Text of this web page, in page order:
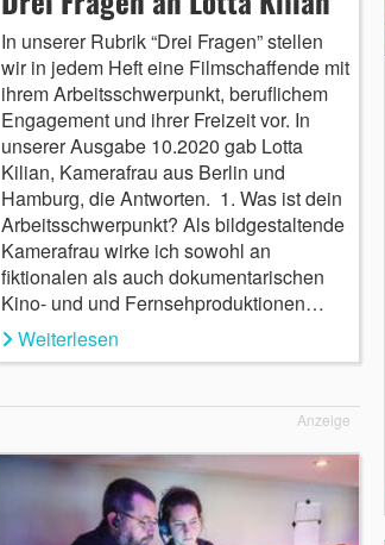
In unserer Rubrik “Drei Fragen” stellen
wir in jedem Heft eine Filmschaffende mit
ihrem Arbeitsschwerpunkt, beruflichem
Engagement und ihrer Freizeit vor. In
unserer Ausgabe 10.2020 gab Lotta
Kilian, Kamerafrau aus Berlin und
Hamburg, die Antworten. 1. Was ist dein
Arbeitsschwerpunkt? Als bildgestaltende
Kamerafrau wirke ich sowohl an
fiktionalen als auch dokumentarischen
Kino- und und Fernsehproduktionen…
Weiterlesen
Anzeige